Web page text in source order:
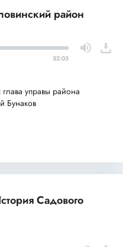
район
52:03
глава управы района
Бунаков
Садового